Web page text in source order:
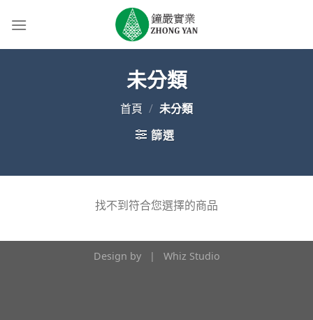
未分類
首頁 / 未分類
篩選
找不到符合您選擇的商品
Design by | Whiz Studio